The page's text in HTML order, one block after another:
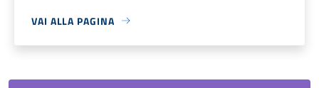
VAI ALLA PAGINA